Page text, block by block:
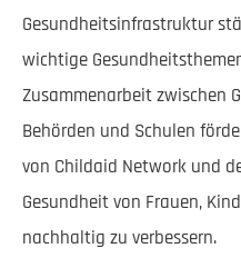
Gesundheitsinfrastruktur
wichtige
Zusammenarbeit zwischen
Behörden und Schulen
von Childaid Network und
Gesundheit von Frauen,
nachhaltig zu verbessern.